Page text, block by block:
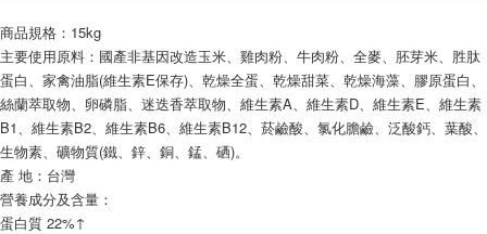
商品規格：15kg
主要使用原料：國產非基因改造玉米、雞肉粉、牛肉粉、全麥、胚芽米、胜肽
蛋白、家禽油脂(維生素E保存)、乾燥全蛋、乾燥甜菜、乾燥海藻、膠原蛋白、
絲蘭萃取物、卵磷脂、迷迭香萃取物、維生素A、維生素D、維生素E、維生素
B1、維生素B2、維生素B6、維生素B12、菸鹼酸、氯化膽鹼、泛酸鈣、葉酸、
生物素、礦物質(鐵、鋅、銅、錳、硒)。
產 地：台灣
營養成分及含量：
蛋白質 22%↑